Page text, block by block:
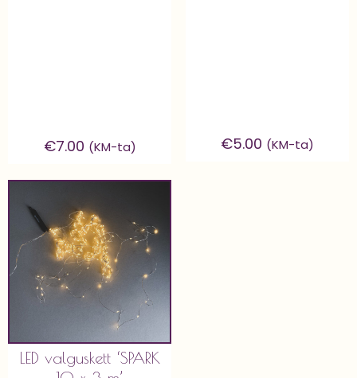
€7.00 (KM-ta) €5.00 (KM-ta)
LED valguskett ‘SPARK